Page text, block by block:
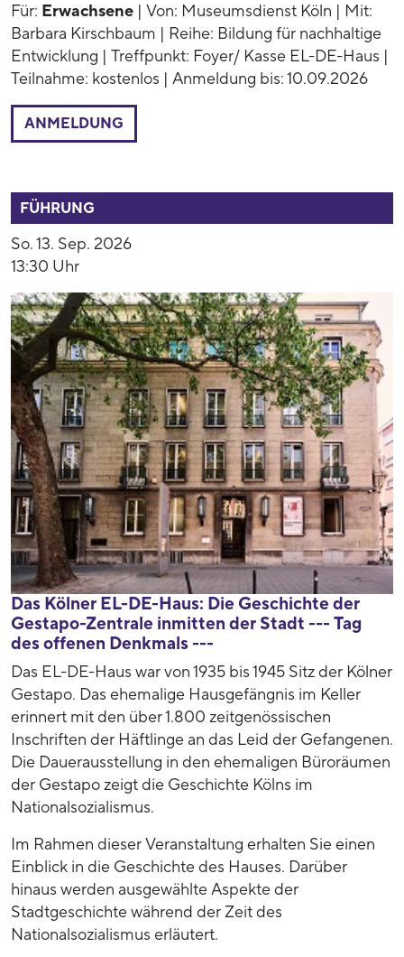
Für: Erwachsene | Von: Museumsdienst Köln | Mit:
Barbara Kirschbaum | Reihe: Bildung für nachhaltige
Entwicklung | Treffpunkt: Foyer/ Kasse EL-DE-Haus |
Teilnahme: kostenlos | Anmeldung bis: 10.09.2026
ANMELDUNG
FÜHRUNG
So. 13. Sep. 2026
13:30 Uhr
Das Kölner EL-DE-Haus: Die Geschichte der
Gestapo-Zentrale inmitten der Stadt --- Tag
des offenen Denkmals ---
Das EL-DE-Haus war von 1935 bis 1945 Sitz der Kölner
Gestapo. Das ehemalige Hausgefängnis im Keller
erinnert mit den über 1.800 zeitgenössischen
Inschriften der Häftlinge an das Leid der Gefangenen.
Die Dauerausstellung in den ehemaligen Büroräumen
der Gestapo zeigt die Geschichte Kölns im
Nationalsozialismus.
Im Rahmen dieser Veranstaltung erhalten Sie einen
Einblick in die Geschichte des Hauses. Darüber
hinaus werden ausgewählte Aspekte der
Stadtgeschichte während der Zeit des
Nationalsozialismus erläutert.